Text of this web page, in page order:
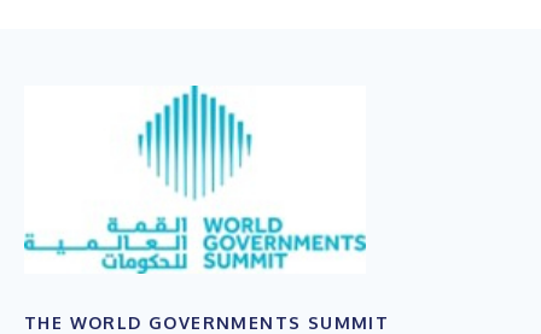
THE WORLD GOVERNMENTS SUMMIT